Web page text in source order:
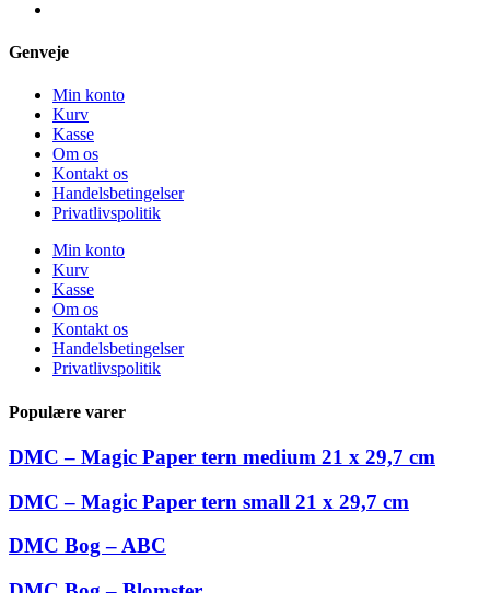
Genveje
Min konto
Kurv
Kasse
Om os
Kontakt os
Handelsbetingelser
Privatlivspolitik
Min konto
Kurv
Kasse
Om os
Kontakt os
Handelsbetingelser
Privatlivspolitik
Populære varer
DMC – Magic Paper tern medium 21 x 29,7 cm
DMC – Magic Paper tern small 21 x 29,7 cm
DMC Bog – ABC